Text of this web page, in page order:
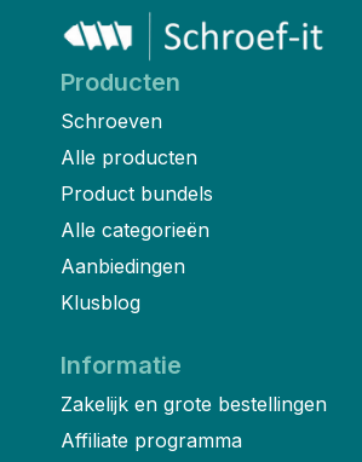
Producten
Schroeven
Alle producten
Product bundels
Alle categorieën
Aanbiedingen
Klusblog
Informatie
Zakelijk en grote bestellingen
Affiliate programma